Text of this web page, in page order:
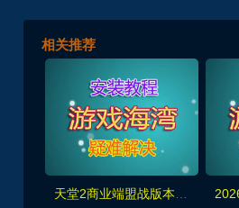
相关推荐
天堂2商业端盟战版本,冰雪神威,奶妈神威加持版,循环BOSS狩猎-世界BOSS-活动BOSS